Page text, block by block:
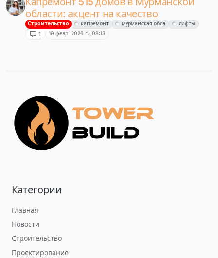
области: акцент на качество
Строительство капремонт мурманская обла лифты
1 19 февр. 2026 г., 08:13
Категории
Главная
Новости
Строительство
Проектирование